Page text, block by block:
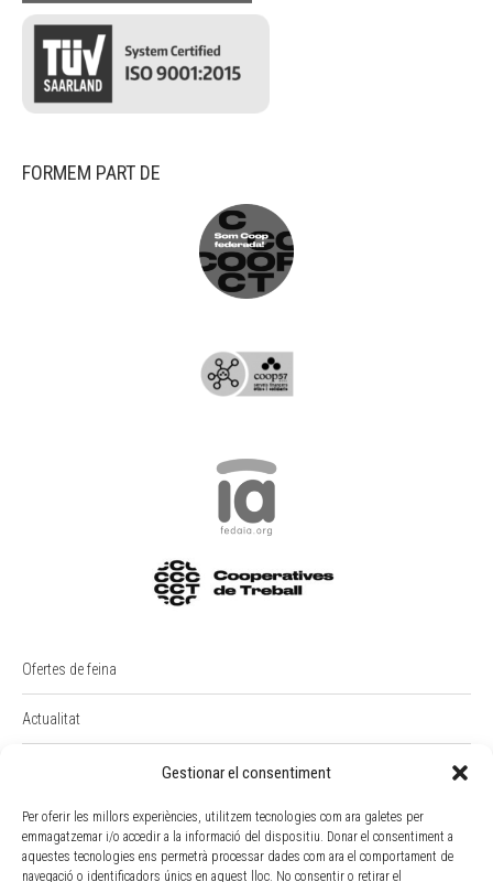
Gestionar el consentiment
Per oferir les millors experiències, utilitzem tecnologies com ara galetes per
emmagatzemar i/o accedir a la informació del dispositiu. Donar el consentiment a
aquestes tecnologies ens permetrà processar dades com ara el comportament de
navegació o identificadors únics en aquest lloc. No consentir o retirar el
FORMEM PART DE
Ofertes de feina
Actualitat
Intranet
Portal Empleat